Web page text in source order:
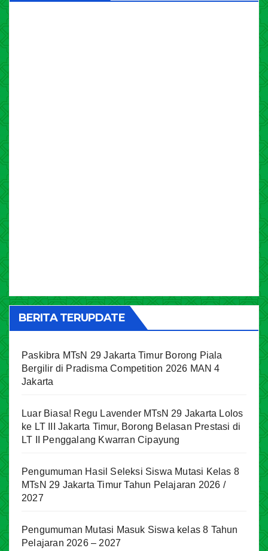
BERITA TERUPDATE
Paskibra MTsN 29 Jakarta Timur Borong Piala
Bergilir di Pradisma Competition 2026 MAN 4
Jakarta
Luar Biasa! Regu Lavender MTsN 29 Jakarta Lolos
ke LT III Jakarta Timur, Borong Belasan Prestasi di
LT II Penggalang Kwarran Cipayung
Pengumuman Hasil Seleksi Siswa Mutasi Kelas 8
MTsN 29 Jakarta Timur Tahun Pelajaran 2026 /
2027
Pengumuman Mutasi Masuk Siswa kelas 8 Tahun
Pelajaran 2026 – 2027